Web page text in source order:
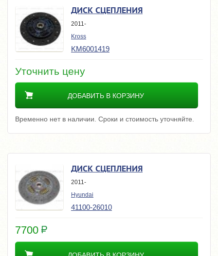
ДИСК СЦЕПЛЕНИЯ
2011-
Kross
KM6001419
Уточнить цену
ДОБАВИТЬ В КОРЗИНУ
Временно нет в наличии. Сроки и стоимость уточняйте.
ДИСК СЦЕПЛЕНИЯ
2011-
Hyundai
41100-26010
7700